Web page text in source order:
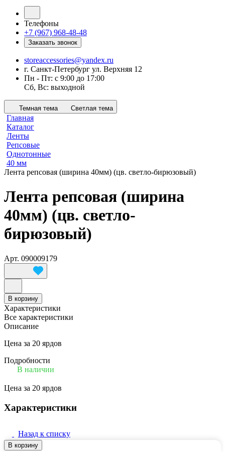
Телефоны
+7 (967) 968-48-48
Заказать звонок
storeaccessories@yandex.ru
г. Санкт-Петербург ул. Верхняя 12
Пн - Пт: с 9:00 до 17:00
Сб, Вс: выходной
Темная тема Светлая тема
Главная
Каталог
Ленты
Репсовые
Однотонные
40 мм
Лента репсовая (ширина 40мм) (цв. светло-бирюзовый)
Лента репсовая (ширина
40мм) (цв. светло-
бирюзовый)
Арт. 090009179
В корзину
Характеристики
Все характеристики
Описание
Цена за 20 ярдов
Подробности
В наличии
Цена за 20 ярдов
Характеристики
Назад к списку
В корзину